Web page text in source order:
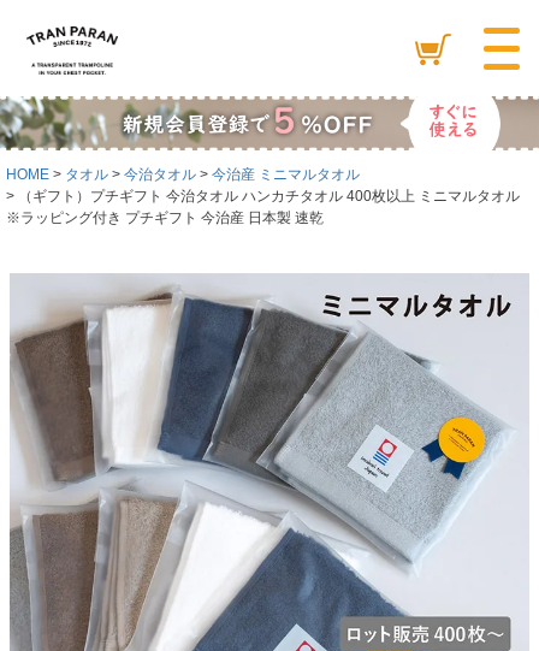
HOME タオル 今治タオル
今治産 ミニマルタオル
（ギフト）プチギフト 今治タオル ハンカチタオル 400枚以上 ミニマルタオル
※ラッピング付き プチギフト 今治産 日本製 速乾